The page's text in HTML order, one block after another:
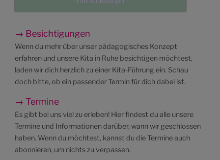
→ Besichtigungen
Wenn du mehr über unser pädagogisches Konzept
erfahren und unsere Kita in Ruhe besichtigen möchtest,
laden wir dich herzlich zu einer Kita-Führung ein. Schau
doch bitte, ob ein passender Termin für dich dabei ist.
→ Termine
Es gibt bei uns viel zu erleben! Hier findest du alle unsere
Termine und Informationen darüber, wann wir geschlossen
haben. Wenn du möchtest, kannst du die Termine auch
abonnieren, um nichts zu verpassen.